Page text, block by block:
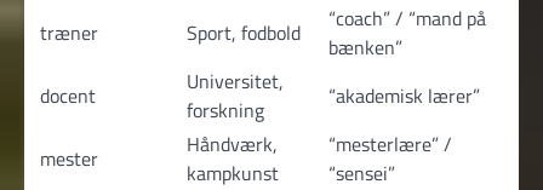
træner
Sport, fodbold
“coach” / “mand på
bænken”
docent
Universitet,
forskning
“akademisk lærer”
mester
Håndværk,
kampkunst
“mesterlære” /
“sensei”